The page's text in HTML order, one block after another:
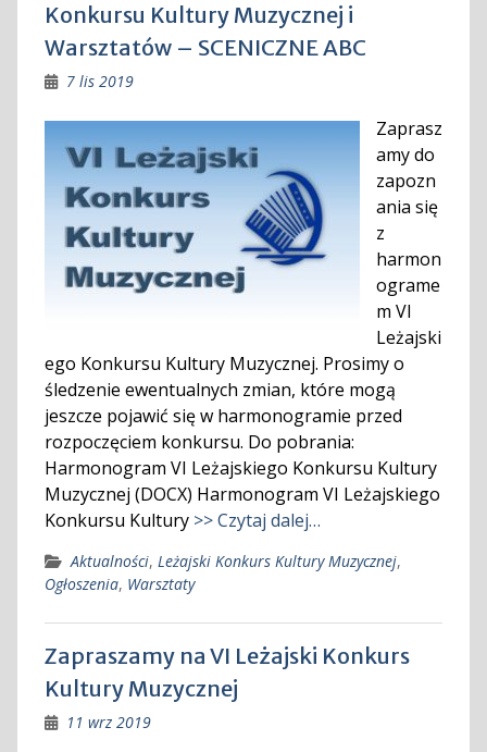
Konkursu Kultury Muzycznej i
Warsztatów – SCENICZNE ABC
7 lis 2019
Zaprasz
amy do
zapozn
ania się
z
harmon
ograme
m VI
Leżajski
ego Konkursu Kultury Muzycznej. Prosimy o
śledzenie ewentualnych zmian, które mogą
jeszcze pojawić się w harmonogramie przed
rozpoczęciem konkursu. Do pobrania:
Harmonogram VI Leżajskiego Konkursu Kultury
Muzycznej (DOCX) Harmonogram VI Leżajskiego
Konkursu Kultury >> Czytaj dalej…
Aktualności, Leżajski Konkurs Kultury Muzycznej,
Ogłoszenia, Warsztaty
Zapraszamy na VI Leżajski Konkurs
Kultury Muzycznej
11 wrz 2019